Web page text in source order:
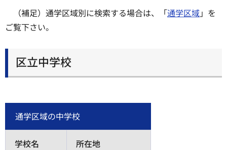
（補足）通学区域別に検索する場合は、「通学区域」を
ご覧下さい。
区立中学校
通学区域の中学校
学校名 所在地